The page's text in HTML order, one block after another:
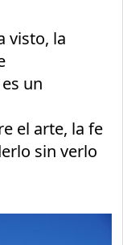
visto, la
un
el arte, la fe
sin verlo